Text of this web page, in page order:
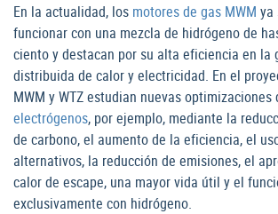
En la actualidad, los motores de gas MWM ya
funcionar con una mezcla de hidrógeno de
ciento y destacan por su alta eficiencia en la
distribuida de calor y electricidad. En el
MWM y WTZ estudian nuevas optimizaciones
electrógenos, por ejemplo, mediante la
de carbono, el aumento de la eficiencia, el
alternativos, la reducción de emisiones, el
calor de escape, una mayor vida útil y el
exclusivamente con hidrógeno.